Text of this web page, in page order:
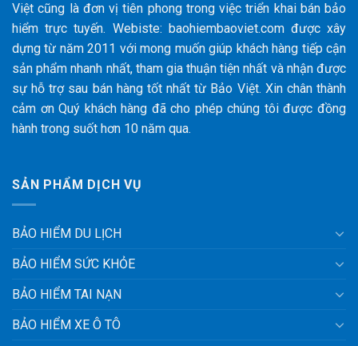
Việt cũng là đơn vị tiên phong trong việc triển khai bán bảo
hiểm trực tuyến. Webiste: baohiembaoviet.com được xây
dựng từ năm 2011 với mong muốn giúp khách hàng tiếp cận
sản phẩm nhanh nhất, tham gia thuận tiện nhất và nhận được
sự hỗ trợ sau bán hàng tốt nhất từ Bảo Việt. Xin chân thành
cảm ơn Quý khách hàng đã cho phép chúng tôi được đồng
hành trong suốt hơn 10 năm qua.
SẢN PHẨM DỊCH VỤ
BẢO HIỂM DU LỊCH
BẢO HIỂM SỨC KHỎE
BẢO HIỂM TAI NẠN
BẢO HIỂM XE Ô TÔ